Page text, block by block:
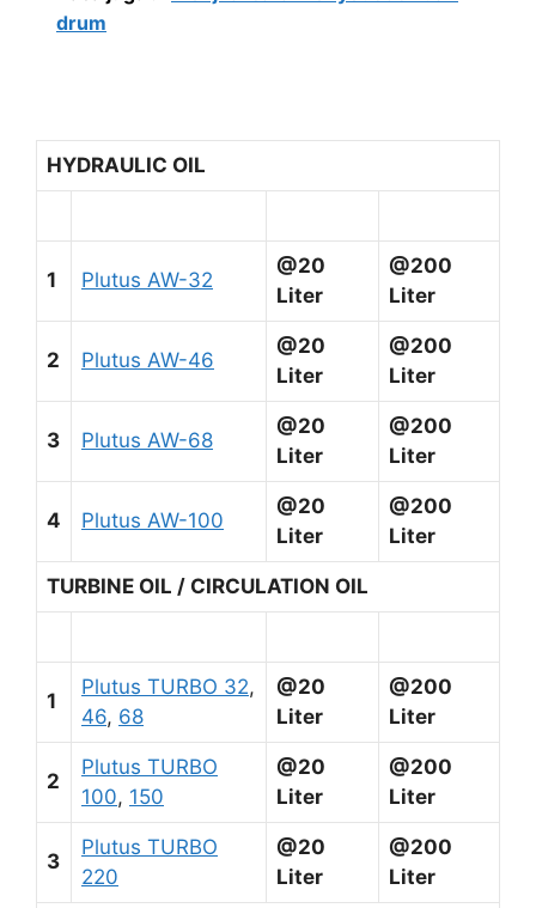
drum
HYDRAULIC OIL
1 Plutus AW-32
@20
Liter
@200
Liter
2 Plutus AW-46
@20
Liter
@200
Liter
3 Plutus AW-68
@20
Liter
@200
Liter
4 Plutus AW-100
@20
Liter
@200
Liter
TURBINE OIL / CIRCULATION OIL
1
Plutus TURBO 32,
46, 68
@20
Liter
@200
Liter
2
Plutus TURBO
100, 150
@20
Liter
@200
Liter
3
Plutus TURBO
220
@20
Liter
@200
Liter